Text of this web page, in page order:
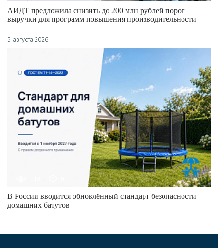
АИДТ предложила снизить до 200 млн рублей порог
выручки для программ повышения производительности
5 августа 2026
В России вводится обновлённый стандарт безопасности
домашних батутов